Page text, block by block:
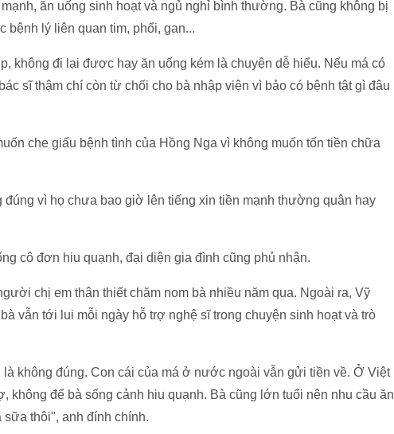
ăn uống sinh hoạt và ngủ nghỉ bình thường. Bà cũng không bị
bệnh lý liên quan tim, phổi, gan...
không đi lại được hay ăn uống kém là chuyện dễ hiểu. Nếu má có
sĩ thậm chí còn từ chối cho bà nhập viện vì bảo có bệnh tật gì đâu
che giấu bệnh tình của Hồng Nga vì không muốn tốn tiền chữa
đúng vì họ chưa bao giờ lên tiếng xin tiền mạnh thường quân hay
cô đơn hiu quạnh, đại diện gia đình cũng phủ nhận.
chị em thân thiết chăm nom bà nhiều năm qua. Ngoài ra, Vỹ
vẫn tới lui mỗi ngày hỗ trợ nghệ sĩ trong chuyện sinh hoạt và trò
không đúng. Con cái của má ở nước ngoài vẫn gửi tiền về. Ở Việt
không để bà sống cảnh hiu quạnh. Bà cũng lớn tuổi nên nhu cầu ăn
sữa thôi", anh đính chính.